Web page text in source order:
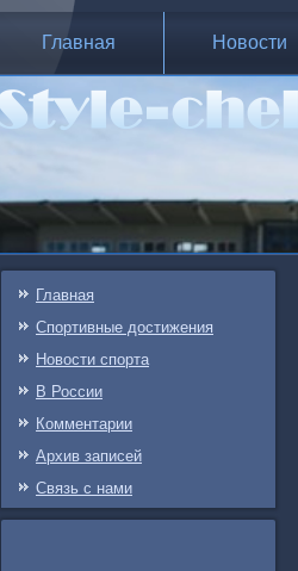
Главная Новости
Главная
Спортивные достижения
Новости спорта
В России
Комментарии
Архив записей
Связь c нами